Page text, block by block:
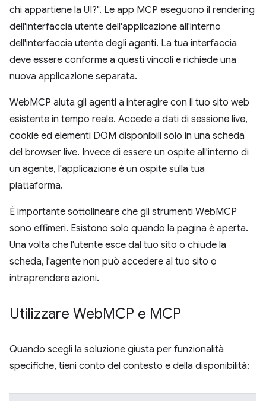
chi appartiene la UI?". Le app MCP eseguono il rendering
dell'interfaccia utente dell'applicazione all'interno
dell'interfaccia utente degli agenti. La tua interfaccia
deve essere conforme a questi vincoli e richiede una
nuova applicazione separata.
WebMCP aiuta gli agenti a interagire con il tuo sito web
esistente in tempo reale. Accede a dati di sessione live,
cookie ed elementi DOM disponibili solo in una scheda
del browser live. Invece di essere un ospite all'interno di
un agente, l'applicazione è un ospite sulla tua
piattaforma.
È importante sottolineare che gli strumenti WebMCP
sono effimeri. Esistono solo quando la pagina è aperta.
Una volta che l'utente esce dal tuo sito o chiude la
scheda, l'agente non può accedere al tuo sito o
intraprendere azioni.
Utilizzare WebMCP e MCP
Quando scegli la soluzione giusta per funzionalità
specifiche, tieni conto del contesto e della disponibilità: